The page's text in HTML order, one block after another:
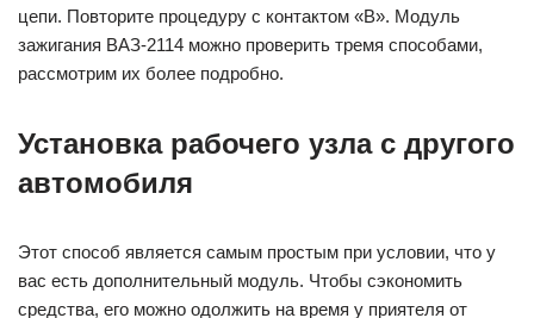
цепи. Повторите процедуру с контактом «В». Модуль
зажигания ВАЗ-2114 можно проверить тремя способами,
рассмотрим их более подробно.
Установка рабочего узла с другого
автомобиля
Этот способ является самым простым при условии, что у
вас есть дополнительный модуль. Чтобы сэкономить
средства, его можно одолжить на время у приятеля от